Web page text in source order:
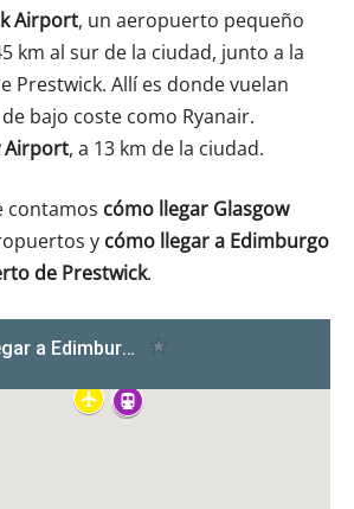
Airport, un aeropuerto pequeño
km al sur de la ciudad, junto a la
Prestwick. Allí es donde vuelan
bajo coste como Ryanair.
Airport, a 13 km de la ciudad.
contamos cómo llegar Glasgow
y cómo llegar a Edimburgo
de Prestwick.